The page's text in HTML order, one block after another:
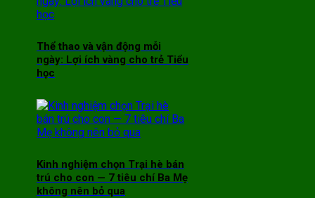
Thể thao và vận động mỗi
ngày: Lợi ích vàng cho trẻ Tiểu
học
Kinh nghiệm chọn Trại hè bán
trú cho con — 7 tiêu chí Ba Mẹ
không nên bỏ qua